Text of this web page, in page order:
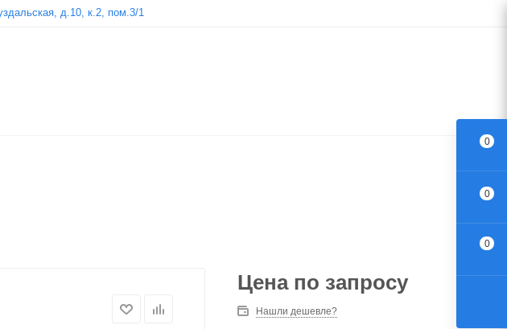
д.10, к.2, пом.3/1
Цена по запросу
Нашли дешевле?
0
0
0